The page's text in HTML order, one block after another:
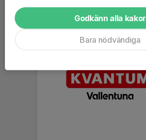
Godkänn alla kakor
Bara nödvändiga